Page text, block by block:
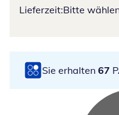
Lieferzeit:Bitte
Sie erhalten 67